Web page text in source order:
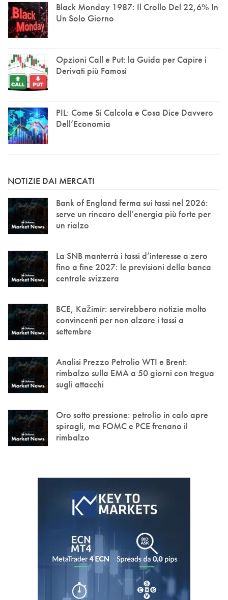
Black Monday 1987: Il Crollo Del 22,6% In
Un Solo Giorno
Opzioni Call e Put: la Guida per Capire i
Derivati più Famosi
PIL: Come Si Calcola e Cosa Dice Davvero
Dell’Economia
NOTIZIE DAI MERCATI
Bank of England ferma sui tassi nel 2026:
serve un rincaro dell’energia più forte per
un rialzo
La SNB manterrà i tassi d’interesse a zero
fino a fine 2027: le previsioni della banca
centrale svizzera
BCE, Kažimír: servirebbero notizie molto
convincenti per non alzare i tassi a
settembre
Analisi Prezzo Petrolio WTI e Brent:
rimbalzo sulla EMA a 50 giorni con tregua
sugli attacchi
Oro sotto pressione: petrolio in calo apre
spiragli, ma FOMC e PCE frenano il
rimbalzo